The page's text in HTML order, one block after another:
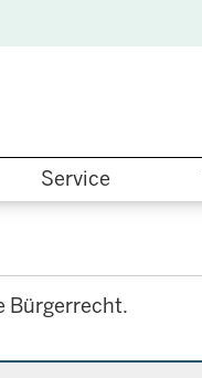
Service
Bürgerrecht.